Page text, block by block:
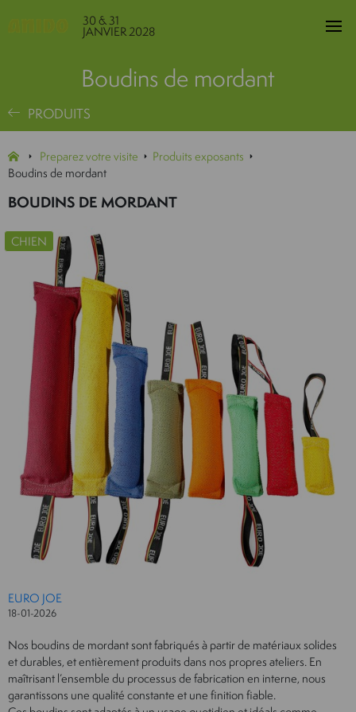
30 & 31
JANVIER 2028
Boudins de mordant
PRODUITS
Preparez votre visite
Produits exposants
Boudins de mordant
BOUDINS DE MORDANT
CHIEN
EURO JOE
18-01-2026
Nos boudins de mordant sont fabriqués à partir de matériaux solides
et durables, et entièrement produits dans nos propres ateliers. En
maîtrisant l’ensemble du processus de fabrication en interne, nous
garantissons une qualité constante et une finition fiable.